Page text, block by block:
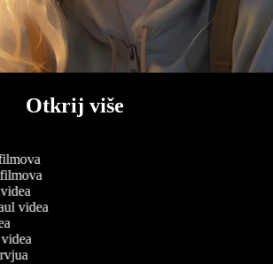
Otkrij više
videa